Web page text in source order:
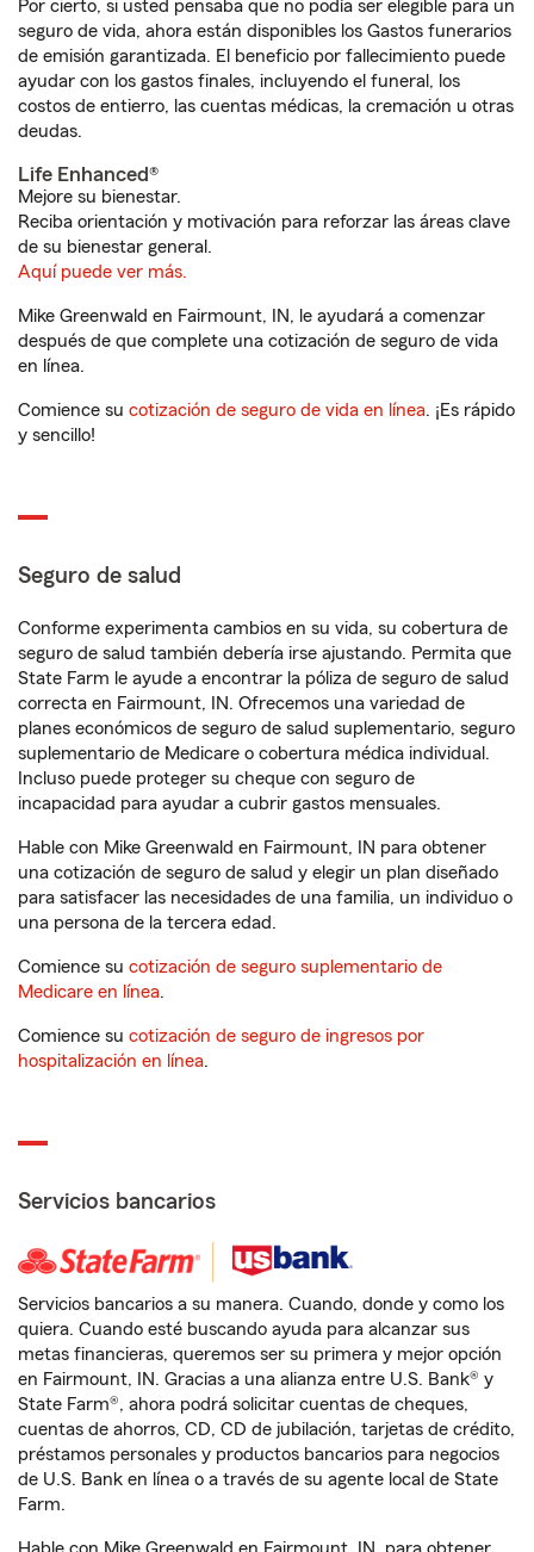
Por cierto, si usted pensaba que no podía ser elegible para un
seguro de vida, ahora están disponibles los Gastos funerarios
de emisión garantizada. El beneficio por fallecimiento puede
ayudar con los gastos finales, incluyendo el funeral, los
costos de entierro, las cuentas médicas, la cremación u otras
deudas.
Life Enhanced®
Mejore su bienestar.
Reciba orientación y motivación para reforzar las áreas clave
de su bienestar general.
Aquí puede ver más.
Mike Greenwald en Fairmount, IN, le ayudará a comenzar
después de que complete una cotización de seguro de vida
en línea.
Comience su cotización de seguro de vida en línea. ¡Es rápido
y sencillo!
Seguro de salud
Conforme experimenta cambios en su vida, su cobertura de
seguro de salud también debería irse ajustando. Permita que
State Farm le ayude a encontrar la póliza de seguro de salud
correcta en Fairmount, IN. Ofrecemos una variedad de
planes económicos de seguro de salud suplementario, seguro
suplementario de Medicare o cobertura médica individual.
Incluso puede proteger su cheque con seguro de
incapacidad para ayudar a cubrir gastos mensuales.
Hable con Mike Greenwald en Fairmount, IN para obtener
una cotización de seguro de salud y elegir un plan diseñado
para satisfacer las necesidades de una familia, un individuo o
una persona de la tercera edad.
Comience su cotización de seguro suplementario de
Medicare en línea.
Comience su cotización de seguro de ingresos por
hospitalización en línea.
Servicios bancarios
Servicios bancarios a su manera. Cuando, donde y como los
quiera. Cuando esté buscando ayuda para alcanzar sus
metas financieras, queremos ser su primera y mejor opción
en Fairmount, IN. Gracias a una alianza entre U.S. Bank® y
State Farm®, ahora podrá solicitar cuentas de cheques,
cuentas de ahorros, CD, CD de jubilación, tarjetas de crédito,
préstamos personales y productos bancarios para negocios
de U.S. Bank en línea o a través de su agente local de State
Farm.